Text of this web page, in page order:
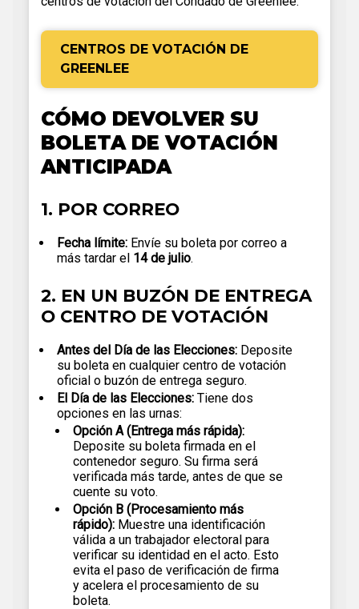
CENTROS DE VOTACIÓN DE
GREENLEE
CÓMO DEVOLVER SU
BOLETA DE VOTACIÓN
ANTICIPADA
1. POR CORREO
Fecha límite: Envíe su boleta por correo a
más tardar el 14 de julio.
2. EN UN BUZÓN DE ENTREGA
O CENTRO DE VOTACIÓN
Antes del Día de las Elecciones: Deposite
su boleta en cualquier centro de votación
oficial o buzón de entrega seguro.
El Día de las Elecciones: Tiene dos
opciones en las urnas:
Opción A (Entrega más rápida):
Deposite su boleta firmada en el
contenedor seguro. Su firma será
verificada más tarde, antes de que se
cuente su voto.
Opción B (Procesamiento más
rápido): Muestre una identificación
válida a un trabajador electoral para
verificar su identidad en el acto. Esto
evita el paso de verificación de firma
y acelera el procesamiento de su
boleta.